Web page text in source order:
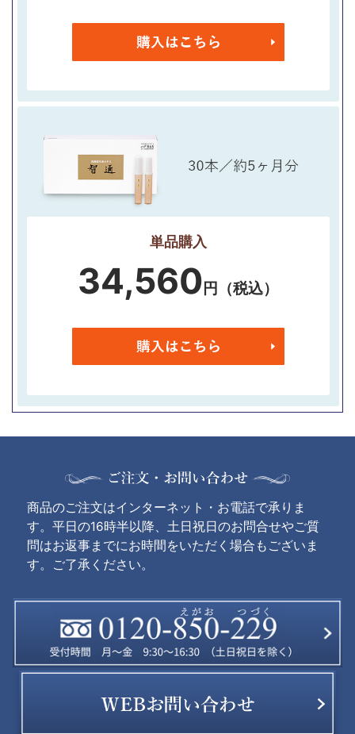
単品購入
34,560円（税込）
商品のご注文はインターネット・お電話で承りま
す。平日の16時半以降、土日祝日のお問合せやご質
問はお返事までにお時間をいただく場合もございま
す。ご了承ください。